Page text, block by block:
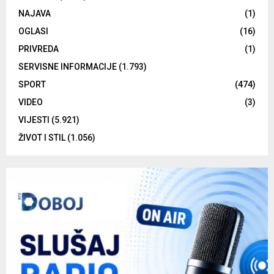
NAJAVA
(1)
OGLASI
(16)
PRIVREDA
(1)
SERVISNE INFORMACIJE (1.793)
SPORT
(474)
VIDEO
(3)
VIJESTI (5.921)
ŽIVOT I STIL (1.056)